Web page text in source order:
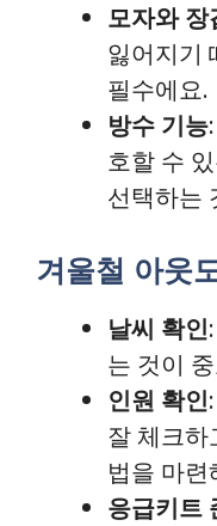
모자와 장
잃어지기
필수에요.
방수 기능
호할 수
선택하는
겨울철 아웃
날씨 확인
는 것이
인원 확인
잘 체크하
법을 마련
응급키트